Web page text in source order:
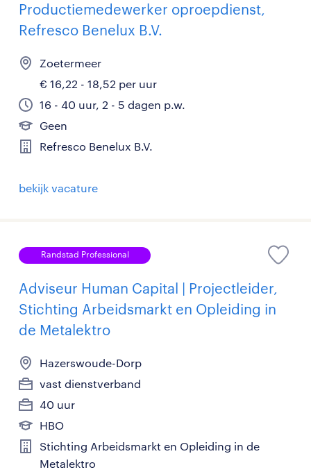
Productiemedewerker oproepdienst,
Refresco Benelux B.V.
Zoetermeer
€ 16,22 - 18,52 per uur
16 - 40 uur, 2 - 5 dagen p.w.
Geen
Refresco Benelux B.V.
bekijk vacature
Randstad Professional
Adviseur Human Capital | Projectleider,
Stichting Arbeidsmarkt en Opleiding in
de Metalektro
Hazerswoude-Dorp
vast dienstverband
40 uur
HBO
Stichting Arbeidsmarkt en Opleiding in de
Metalektro